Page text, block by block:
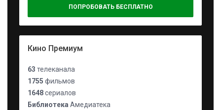
ПОПРОБОВАТЬ БЕСПЛАТНО
Кино Премиум
63 телеканала
1755 фильмов
1648сериалов
Библиотека Амедиатека